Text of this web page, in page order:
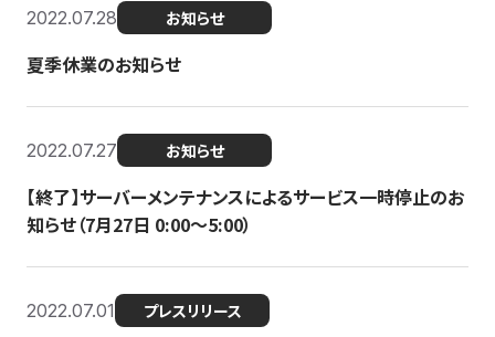
2022.07.28 お知らせ
夏季休業のお知らせ
2022.07.27 お知らせ
【終了】サーバーメンテナンスによるサービス一時停止のお
知らせ（7月27日 0:00〜5:00）
2022.07.01 プレスリリース